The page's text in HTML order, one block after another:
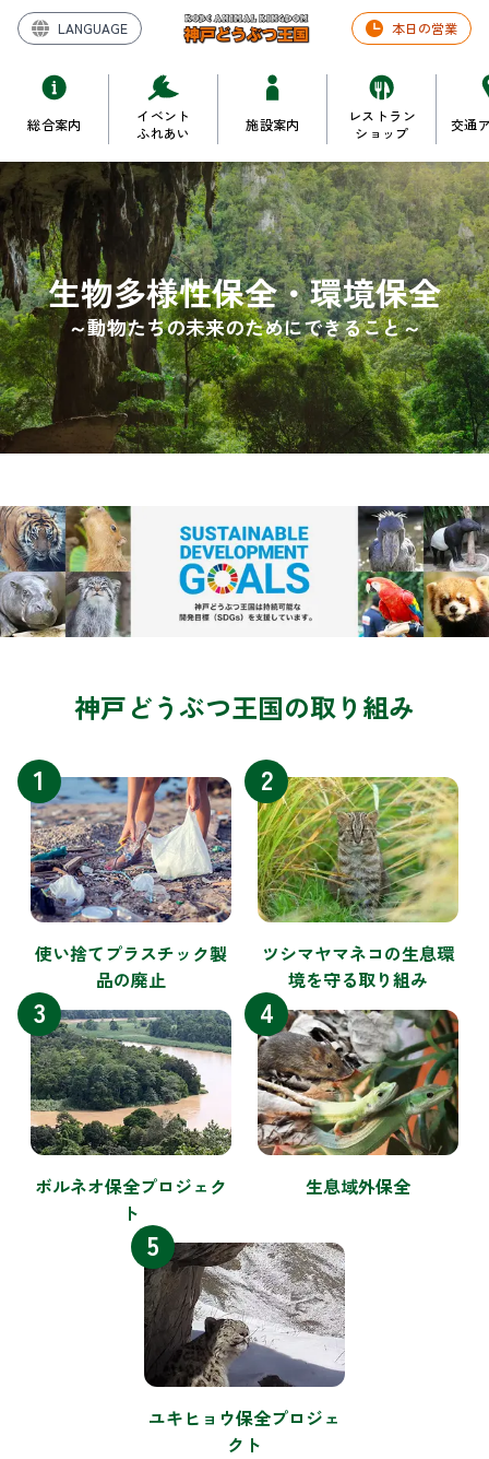
LANGUAGE 本日の営業
総合案内
イベント
ふれあい
施設案内
レストラン
ショップ
交通
生物多様性保全・環境保全
～動物たちの未来のためにできること～
神戸どうぶつ王国の取り組み
1
使い捨てプラスチック製
品の廃止
2
ツシマヤマネコの生息環
境を守る取り組み
3
ボルネオ保全プロジェク
ト
4
生息域外保全
5
ユキヒョウ保全プロジェ
クト